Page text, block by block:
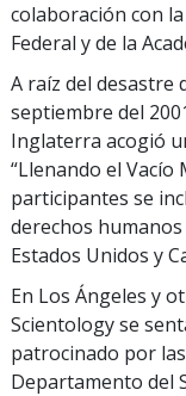
colaboración con
Federal y de la
A raíz del desastre
septiembre del
Inglaterra acogió
“Llenando el Vacío
participantes se
derechos humanos
Estados Unidos y
En Los Ángeles y
Scientology se
patrocinado por
Departamento del